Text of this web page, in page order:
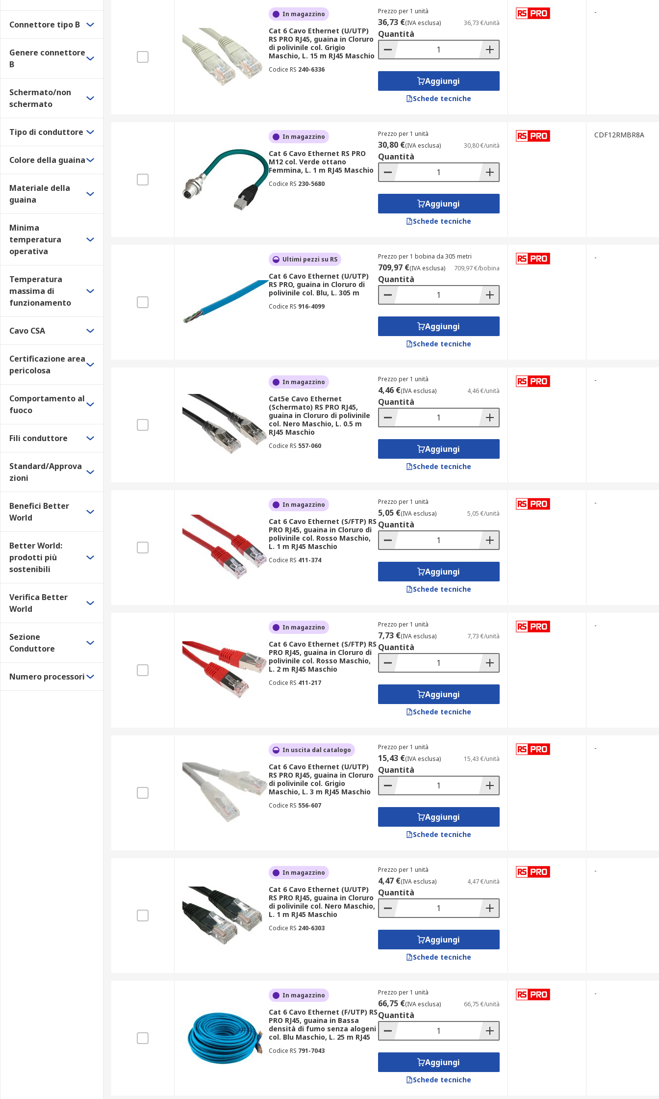
Materiali e colori
Le guaine dei cavi Ethernet possono essere realizzate con diversi materiali e sono disponibili in vari colori, per facilitare l’identificazione e l’installazione.
Le opzioni dei materiali principali includono:
LSZH
PUR
Le opzioni dei colori principali includono:
Verde
Giallo
RS Online offre spedizione rapida in 24/48 ore sui principali cavi di rete e cavi LAN.
Connettore tipo B
Genere connettore
B
Schermato/non
schermato
Tipo di conduttore
Colore della guaina
Materiale della
guaina
Minima
temperatura
operativa
Temperatura
massima di
funzionamento
Cavo CSA
Certificazione area
pericolosa
Comportamento al
fuoco
Fili conduttore
Standard/Approva
zioni
Benefici Better
World
Better World:
prodotti più
sostenibili
Verifica Better
World
Sezione
Conduttore
Numero processori
In magazzino
Cat 6 Cavo Ethernet (U/UTP)
RS PRO RJ45, guaina in Cloruro
di polivinile col. Grigio
Maschio, L. 15 m RJ45 Maschio
Codice RS 240-6336
Prezzo per 1 unità
36,73 €(IVA esclusa) 36,73 €/unità
Quantità
Aggiungi
Schede tecniche
-
In magazzino
Cat 6 Cavo Ethernet RS PRO
M12 col. Verde ottano
Femmina, L. 1 m RJ45 Maschio
Codice RS 230-5680
Prezzo per 1 unità
30,80 €(IVA esclusa) 30,80 €/unità
Quantità
Aggiungi
Schede tecniche
CDF12RMBR8A
Ultimi pezzi su RS
Cat 6 Cavo Ethernet (U/UTP)
RS PRO, guaina in Cloruro di
polivinile col. Blu, L. 305 m
Codice RS 916-4099
Prezzo per 1 bobina da 305 metri
709,97 €(IVA esclusa) 709,97 €/bobina
Quantità
Aggiungi
Schede tecniche
-
In magazzino
Cat5e Cavo Ethernet
(Schermato) RS PRO RJ45,
guaina in Cloruro di polivinile
col. Nero Maschio, L. 0.5 m
RJ45 Maschio
Codice RS 557-060
Prezzo per 1 unità
4,46 €(IVA esclusa) 4,46 €/unità
Quantità
Aggiungi
Schede tecniche
-
In magazzino
Cat 6 Cavo Ethernet (S/FTP) RS
PRO RJ45, guaina in Cloruro di
polivinile col. Rosso Maschio,
L. 1 m RJ45 Maschio
Codice RS 411-374
Prezzo per 1 unità
5,05 €(IVA esclusa) 5,05 €/unità
Quantità
Aggiungi
Schede tecniche
-
In magazzino
Cat 6 Cavo Ethernet (S/FTP) RS
PRO RJ45, guaina in Cloruro di
polivinile col. Rosso Maschio,
L. 2 m RJ45 Maschio
Codice RS 411-217
Prezzo per 1 unità
7,73 €(IVA esclusa) 7,73 €/unità
Quantità
Aggiungi
Schede tecniche
-
In uscita dal catalogo
Cat 6 Cavo Ethernet (U/UTP)
RS PRO RJ45, guaina in Cloruro
di polivinile col. Grigio
Maschio, L. 3 m RJ45 Maschio
Codice RS 556-607
Prezzo per 1 unità
15,43 €(IVA esclusa) 15,43 €/unità
Quantità
Aggiungi
Schede tecniche
-
In magazzino
Cat 6 Cavo Ethernet (U/UTP)
RS PRO RJ45, guaina in Cloruro
di polivinile col. Nero Maschio,
L. 1 m RJ45 Maschio
Codice RS 240-6303
Prezzo per 1 unità
4,47 €(IVA esclusa) 4,47 €/unità
Quantità
Aggiungi
Schede tecniche
-
In magazzino
Cat 6 Cavo Ethernet (F/UTP) RS
PRO RJ45, guaina in Bassa
densità di fumo senza alogeni
col. Blu Maschio, L. 25 m RJ45
Codice RS 791-7043
Prezzo per 1 unità
66,75 €(IVA esclusa) 66,75 €/unità
Quantità
Aggiungi
Schede tecniche
-